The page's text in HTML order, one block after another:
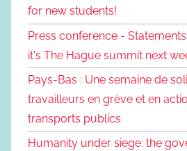
for new students!
Press conference -
it's The Hague summit next
Pays-Bas : Une semaine de
travailleurs en grève et en
transports publics
Humanity under siege: the